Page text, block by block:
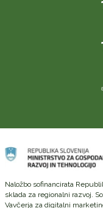
Naložbo sofinancirata
sklada za regionalni razvoj.
Vavčerja za digitalni